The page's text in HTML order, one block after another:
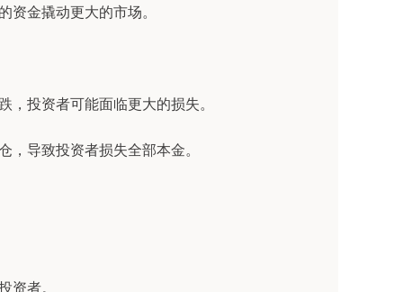
金撬动更大的市场。
投资者可能面临更大的损失。
导致投资者损失全部本金。
者。